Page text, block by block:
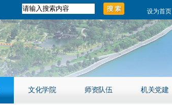
设为首页
文化学院 师资队伍 机关党建